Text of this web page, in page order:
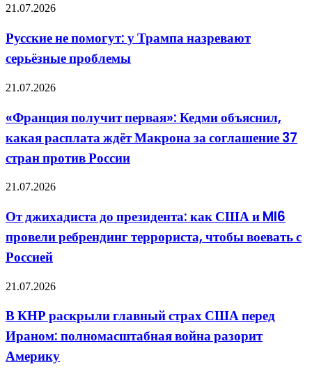
конец
ведут
Русские
помогут:
у
Трампа
серьёзные
проблемы
21.07.2026
Русские не помогут: у Трампа назревают
серьёзные проблемы
«Франция
первая»:
Кедми
объяснил,
расплата
Макрона
соглашение
37
стран
против
России
21.07.2026
«Франция получит первая»: Кедми объяснил,
какая расплата ждёт Макрона за соглашение 37
стран против России
От
до
президента:
как
и
провели
террориста,
чтобы
воевать
с
Россией
21.07.2026
От джихадиста до президента: как США и MI6
провели ребрендинг террориста, чтобы воевать с
Россией
В
раскрыли
главный
страх
перед
21.07.2026
В КНР раскрыли главный страх США перед
Ираном: полномасштабная война разорит
Америку